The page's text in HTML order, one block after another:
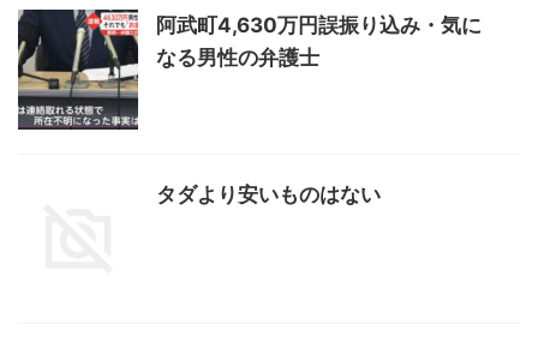
阿武町4,630万円誤振り込み・気に
なる男性の弁護士
タダより安いものはない